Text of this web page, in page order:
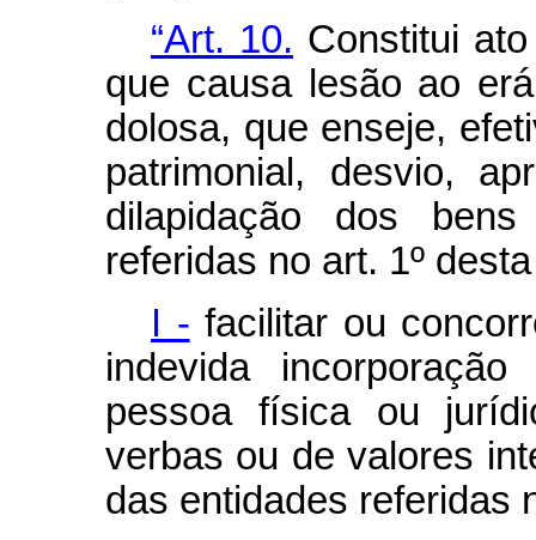
“Art. 10. Constitui
que causa lesão ao
dolosa, que enseje,
patrimonial, desvio,
dilapidação dos
referidas no art. 1º
I - facilitar ou
indevida
pessoa física ou
verbas ou de valores
das entidades referidas